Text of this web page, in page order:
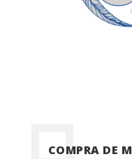
COMPRA DE